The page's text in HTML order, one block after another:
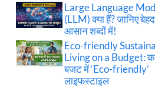
Large Language
(LLM) क्या हैं? जानिए बेहद
आसान शब्दों में!
Eco-friendly
Living on a Budget:
बजट में ‘Eco-friendly’
लाइफस्टाइल